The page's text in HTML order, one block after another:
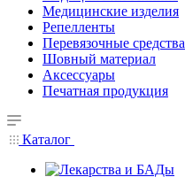
Медицинские изделия
Репелленты
Перевязочные средства
Шовный материал
Аксессуары
Печатная продукция
Каталог